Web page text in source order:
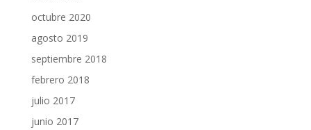
octubre 2020
agosto 2019
septiembre 2018
febrero 2018
julio 2017
junio 2017